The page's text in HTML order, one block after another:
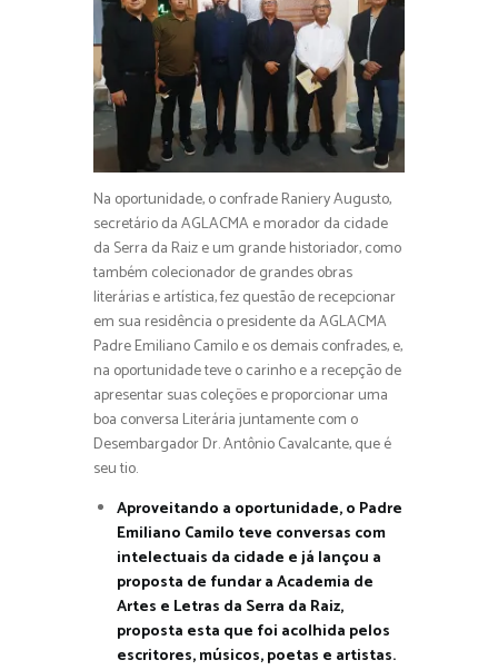
Na oportunidade, o confrade Raniery Augusto,
secretário da AGLACMA e morador da cidade
da Serra da Raiz e um grande historiador, como
também colecionador de grandes obras
literárias e artística, fez questão de recepcionar
em sua residência o presidente da AGLACMA
Padre Emiliano Camilo e os demais confrades, e,
na oportunidade teve o carinho e a recepção de
apresentar suas coleções e proporcionar uma
boa conversa Literária juntamente com o
Desembargador Dr. Antônio Cavalcante, que é
seu tio.
Aproveitando a oportunidade, o Padre
Emiliano Camilo teve conversas com
intelectuais da cidade e já lançou a
proposta de fundar a Academia de
Artes e Letras da Serra da Raiz,
proposta esta que foi acolhida pelos
escritores, músicos, poetas e artistas.